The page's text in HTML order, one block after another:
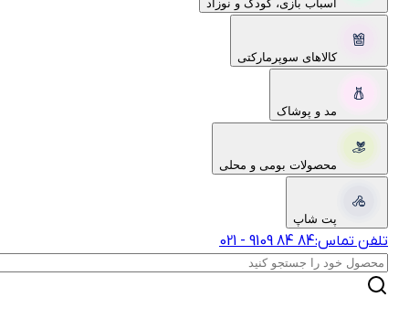
اسباب بازی، کودک و نوزاد
کالاهای سوپرمارکتی
مد و پوشاک
محصولات بومی و محلی
پت شاپ
تماس: 021-‎9109‎ ‎84‎ ‎84‎